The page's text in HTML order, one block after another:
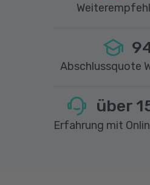
Abschlussquote
über
Erfahrung mit